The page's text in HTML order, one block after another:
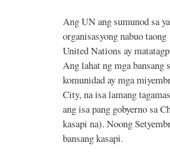
Ang UN ang sumunod sa
organisasyong nabuo
United Nations ay
Ang lahat ng mga
komunidad ay mga
City, na isa lamang
ang isa pang gobyerno sa
kasapi na). Noong
bansang kasapi.